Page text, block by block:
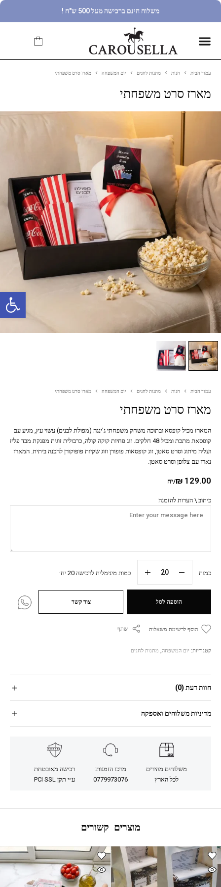
פתח סרגל נגישות
משלוח חינם ברכישה מעל 500 ש"ח !
עמוד הבית חנות מתנות לחגים יום המשפחה מארז סרט משפחתי
מארז סרט משפחתי
עמוד הבית חנות מתנות לחגים יום המשפחה מארז סרט משפחתי
מארז סרט משפחתי
₪ 129.00 /יח
כיתוב \ הערות להזמנה
כמות כמות מינימלית לרכישה 20 יח׳
הוספה לסל צור קשר
הוסף לרשימת משאלות שתף
קטגוריות: יום המשפחה, מתנות לחגים
המארז מכיל קופסא ובתוכה משחק משפחתי ג'ינגה (מפולת לבנים) עשוי עץ, מגיע עם
קופסאת מתכת ומכיל 48 חלקים. זוג פחיות קוקה קולה, כרבולית זוגית מפנקת מבד פליז
ועליה מיתוג וסרט סאטן, זוג קופסאות פופורן וזוג שקיות פופוקורן להכנה ביתית. המארז
נארז עם צלופן וסרט סאטן.
חוות דעת (0)
מדיניות משלוחים ואספקה
משלוחים מהירים
לכל הארץ
מרכז הזמנות:
0779973076
רכישה מאובטחת
ע״י תקן PCI SSL
מוצרים קשורים